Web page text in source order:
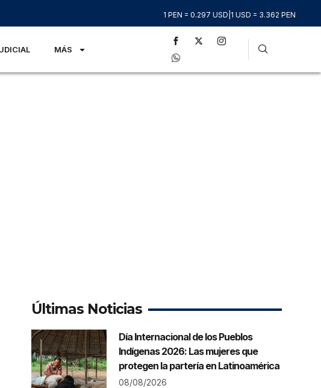
1 PEN = 0.297 USD 1 USD = 3.362 PEN
MÁS
Últimas Noticias
Día Internacional de los Pueblos
Indígenas 2026: Las mujeres que
protegen la partería en Latinoamérica
08/08/2026